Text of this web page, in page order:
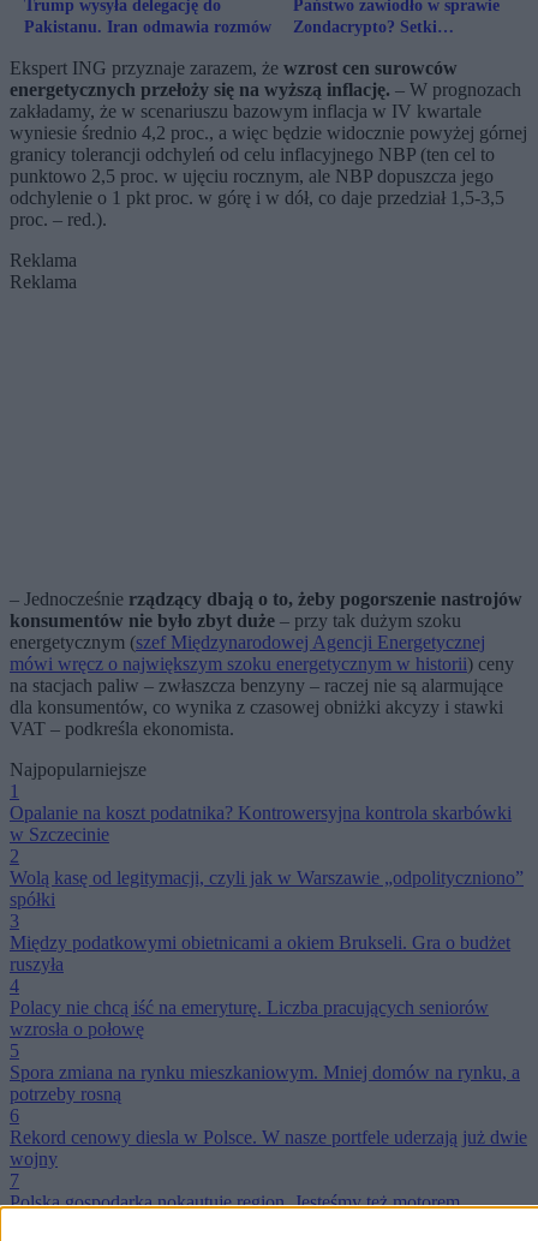
Trump wysyła delegację do
Pakistanu. Iran odmawia rozmów
Państwo zawiodło w sprawie
Zondacrypto? Setki
fortunę
Ekspert ING przyznaje zarazem, że wzrost cen surowców
energetycznych przełoży się na wyższą inflację. – W prognozach
zakładamy, że w scenariuszu bazowym inflacja w IV kwartale
wyniesie średnio 4,2 proc., a więc będzie widocznie powyżej górnej
granicy tolerancji odchyleń od celu inflacyjnego NBP (ten cel to
punktowo 2,5 proc. w ujęciu rocznym, ale NBP dopuszcza jego
odchylenie o 1 pkt proc. w górę i w dół, co daje przedział 1,5-3,5
proc. – red.).
Reklama
Reklama
– Jednocześnie rządzący dbają o to, żeby pogorszenie nastrojów
konsumentów nie było zbyt duże – przy tak dużym szoku
energetycznym (szef Międzynarodowej Agencji Energetycznej
mówi wręcz o największym szoku energetycznym w historii) ceny
na stacjach paliw – zwłaszcza benzyny – raczej nie są alarmujące
dla konsumentów, co wynika z czasowej obniżki akcyzy i stawki
VAT – podkreśla ekonomista.
Najpopularniejsze
1
Opalanie na koszt podatnika? Kontrowersyjna kontrola skarbówki
w Szczecinie
2
Wolą kasę od legitymacji, czyli jak w Warszawie „odpolityczniono”
spółki
3
Między podatkowymi obietnicami a okiem Brukseli. Gra o budżet
ruszyła
4
Polacy nie chcą iść na emeryturę. Liczba pracujących seniorów
wzrosła o połowę
5
Spora zmiana na rynku mieszkaniowym. Mniej domów na rynku, a
potrzeby rosną
6
Rekord cenowy diesla w Polsce. W nasze portfele uderzają już dwie
wojny
7
Polska gospodarka nokautuje region. Jesteśmy też motorem